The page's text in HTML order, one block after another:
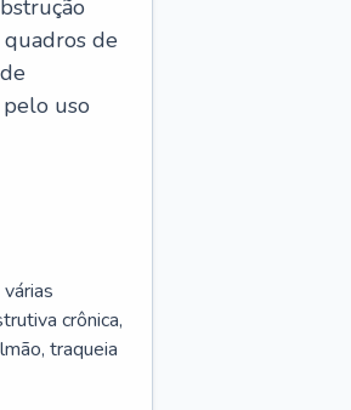
de
pelo uso
crônica,
traqueia